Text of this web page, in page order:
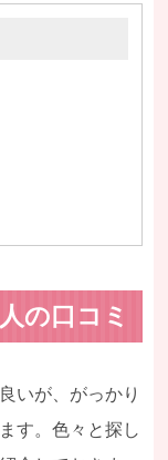
の口コミ
いが、がっかり
す。色々と探し